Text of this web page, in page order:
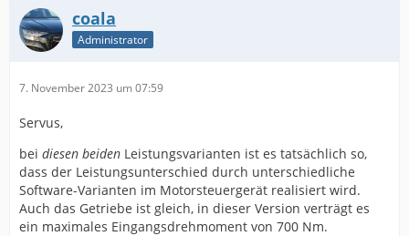
coala
Administrator
7. November 2023 um 07:59
Servus,
bei diesen beiden Leistungsvarianten ist es tatsächlich so,
dass der Leistungsunterschied durch unterschiedliche
Software-Varianten im Motorsteuergerät realisiert wird.
Auch das Getriebe ist gleich, in dieser Version verträgt es
ein maximales Eingangsdrehmoment von 700 Nm.